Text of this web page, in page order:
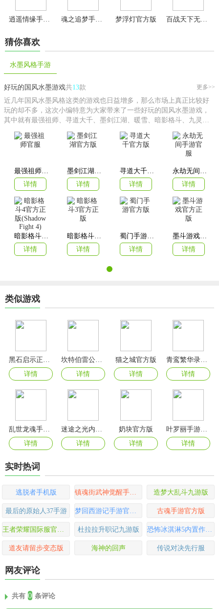
逍遥情缘手游官方版 梦浮灯官方版
猜你喜欢
水墨风格手游
好玩的国风水墨游戏共13款 更多>>
近几年国风水墨风格这类的游戏也日益增多，那么市场上真正比较好
玩的却不多，这次小编特意为大家带来了一些好玩的国风水墨游戏，
其中就有最强祖师、寻道大千、墨剑江湖、暖雪、暗影格斗、九灵神
心等等，绝对可以满足你的需求！
详情
详情
详情
详情
详情
详情
详情
详情
类似游戏
详情
详情
猫之城官方版
详情
详情
乱世龙魂手游官方版
详情
详情
奶块官方版
详情
详情
实时热词
逃脱者手机版 镇魂街武神觉醒手游官方版 造梦大乱斗九游版
最后的原始人37手游 梦回西游记手游官方版 古魂手游官方版
王者荣耀国际服官方版(Honor of Kings) 杜拉拉升职记九游版 恐怖冰淇淋5内置作弊菜单版
道友请留步变态版 海神的回声 传说对决先行服
网友评论
共有 0 条评论